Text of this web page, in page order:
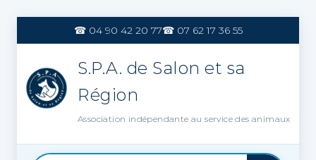
contenu
☎ 04 90 42 20 77☎ 07 62 17 36 55
S.P.A. de Salon et sa
Région
Association indépendante au service des animaux